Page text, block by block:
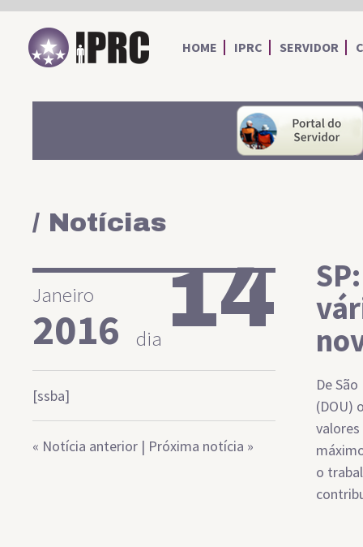
IPRC
HOME IPRC SERVIDOR
/ Notícias
Janeiro
2016 dia14
[ssba]
« Notícia anterior | Próxima notícia »
De
(DOU)
o